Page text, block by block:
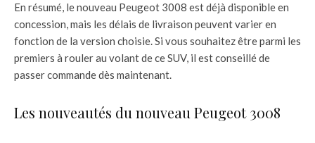
En résumé, le nouveau Peugeot 3008 est déjà disponible en
concession, mais les délais de livraison peuvent varier en
fonction de la version choisie. Si vous souhaitez être parmi les
premiers à rouler au volant de ce SUV, il est conseillé de
passer commande dès maintenant.
Les nouveautés du nouveau Peugeot 3008